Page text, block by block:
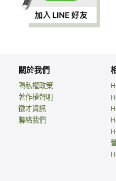
關於我們
隱私權政策
著作權聲明
徵才資訊
聯絡我們